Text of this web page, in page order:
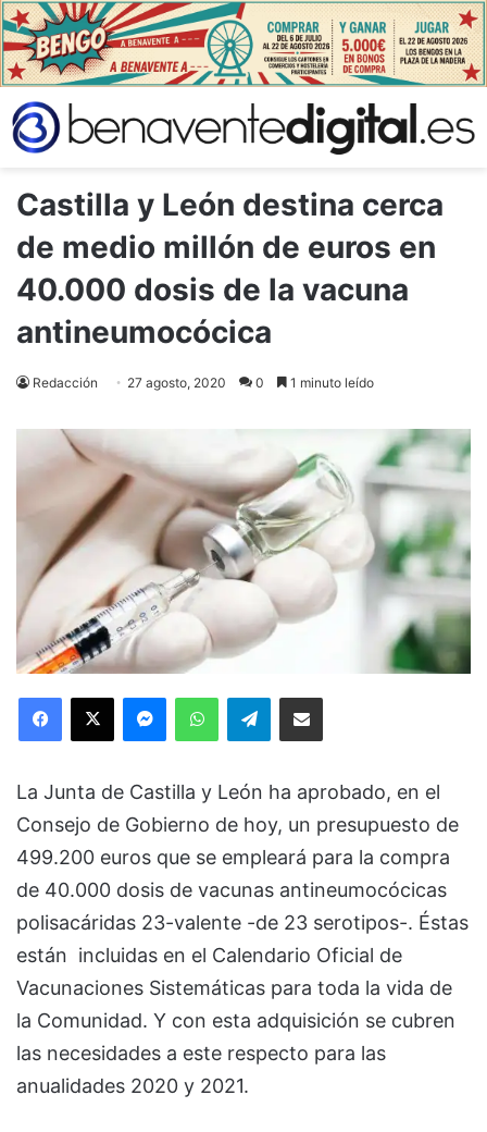
Castilla y León destina cerca
de medio millón de euros en
40.000 dosis de la vacuna
antineumocócica
Redacción 27 agosto, 2020 0 1 minuto leído
Facebook
X MessengerWhatsAppTelegramCompartir via Email
La Junta de Castilla y León ha aprobado, en el
Consejo de Gobierno de hoy, un presupuesto de
499.200 euros que se empleará para la compra
de 40.000 dosis de vacunas antineumocócicas
polisacáridas 23-valente -de 23 serotipos-. Éstas
están incluidas en el Calendario Oficial de
Vacunaciones Sistemáticas para toda la vida de
la Comunidad. Y con esta adquisición se cubren
las necesidades a este respecto para las
anualidades 2020 y 2021.